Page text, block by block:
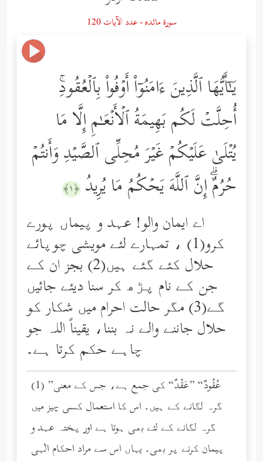
سورة مائده - عدد الآيات 120
یَـٰۤأَیُّهَا ٱلَّذِینَ ءَامَنُوۤاْ أَوۡفُواْ بِٱلۡعُقُودِۚ
أُحِلَّتۡ لَكُم بَهِیمَةُ ٱلۡأَنۡعَـٰمِ إِلَّا مَا
یُتۡلَىٰ عَلَیۡكُمۡ غَیۡرَ مُحِلِّی ٱلصَّیۡدِ وَأَنتُمۡ
حُرُمٌۗ إِنَّ ٱللَّهَ یَحۡكُمُ مَا یُرِیدُ ﴿١﴾
اے ایمان والو! عہد و پیماں پورے
کرو(1) ، تمہارے لئے مویشی چوپائے
حلال کئے گئے ہیں(2) بجز ان کے
جن کے نام پڑھ کر سنا دیئے جائیں
گے(3) مگر حالت احرام میں شکار کو
حلال جاننے والے نہ بننا، یقیناً اللہ جو
چاہے حکم کرتا ہے۔
(1) ”عُقُودٌ“ ”عَقْدٌ“ کی جمع ہے، جس کے معنی
گرہ لگانے کے ہیں۔ اس کا استعمال کسی چیز میں
گرہ لگانے کے لئے بھی ہوتا ہے اور پختہ عہد و
پیمان کرنے پر بھی۔ یہاں اس سے مراد احکام الٰہی